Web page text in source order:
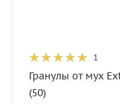
1
Гранулы от мух
(50)